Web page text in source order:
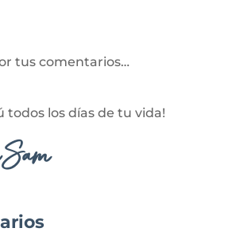
tus comentarios…
todos los días de tu vida!